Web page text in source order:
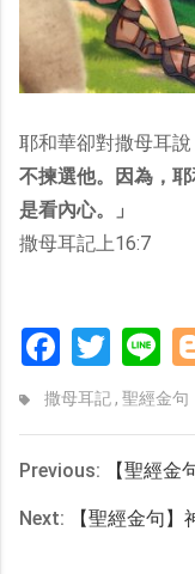
耶和華卻對撒母耳說
不揀選他。因為，
是看內心。」
撒母耳記上16:7
FacebookTwitter Line
撒母耳記 , 聖經金句
Previous: 【聖經金
Next: 【聖經金句